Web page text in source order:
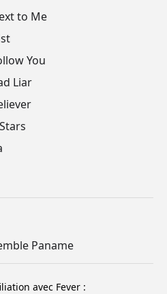
to Me
You
Liar
Paname
avec Fever :